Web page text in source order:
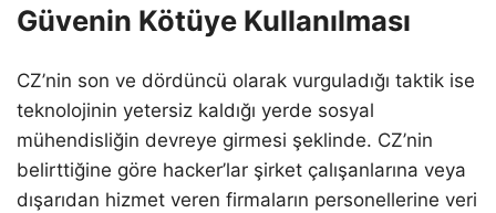
Güvenin Kötüye Kullanılması
CZ’nin son ve dördüncü olarak vurguladığı taktik ise
teknolojinin yetersiz kaldığı yerde sosyal
mühendisliğin devreye girmesi şeklinde. CZ’nin
belirttiğine göre hacker’lar şirket çalışanlarına veya
dışarıdan hizmet veren firmaların personellerine veri